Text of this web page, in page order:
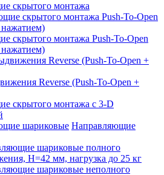
скрытого монтажа
скрытого монтажа Push-To-Open
Reverse (Push-To-Open +
скрытого монтажа с 3-D
Направляющие
шариковые полного
H=42 мм, нагрузка до 25 кг
шариковые неполного